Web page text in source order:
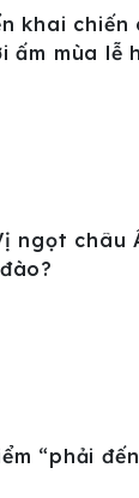
khai chiến
ấm mùa lễ
ngọt châu
“phải